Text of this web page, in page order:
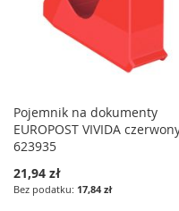
Pojemnik na dokumenty
EUROPOST VIVIDA
623935
21,94 zł
17,84 zł